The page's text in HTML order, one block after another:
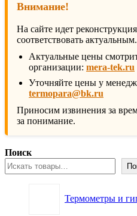
Внимание!
На сайте идет
соответствовать актуальным.
Актуальные цены
организации: mera-tek.ru
Уточняйте цены у
termopara@bk.ru
Приносим извинения за
за понимание.
Поиск
Термометры и